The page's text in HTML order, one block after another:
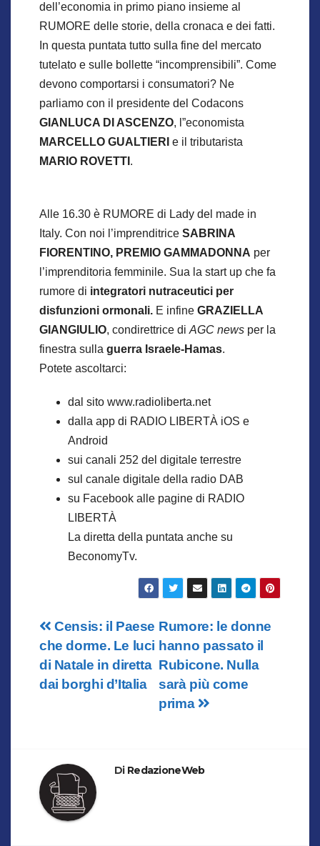
dell’economia in primo piano insieme al
RUMORE delle storie, della cronaca e dei fatti.
In questa puntata tutto sulla fine del mercato
tutelato e sulle bollette “incomprensibili”. Come
devono comportarsi i consumatori? Ne
parliamo con il presidente del Codacons
GIANLUCA DI ASCENZO, l”economista
MARCELLO GUALTIERI e il tributarista
MARIO ROVETTI .
Alle 16.30 è RUMORE di Lady del made in
Italy. Con noi l’imprenditrice SABRINA
FIORENTINO, PREMIO GAMMADONNA per
l’imprenditoria femminile. Sua la start up che fa
rumore di integratori nutraceutici per
disfunzioni ormonali. E infine GRAZIELLA
GIANGIULIO, condirettrice di AGC news per la
finestra sulla guerra Israele-Hamas.
Potete ascoltarci:
dal sito www.radioliberta.net
dalla app di RADIO LIBERTÀ iOS e
Android
sui canali 252 del digitale terrestre
sul canale digitale della radio DAB
su Facebook alle pagine di RADIO
LIBERTÀ
La diretta della puntata anche su
BeconomyTv.
Navigazione
articoli
Rumore: le donne
hanno passato il
Rubicone. Nulla
sarà più come
prima
Censis: il Paese
che dorme. Le luci
di Natale in diretta
dai borghi d’Italia
Di RedazioneWeb